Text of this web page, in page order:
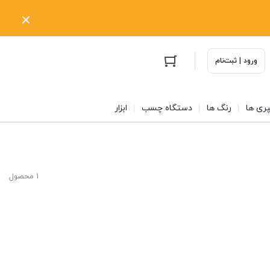
ورود | ثبت‌نام
ها رنگ ها دستگاه چسب ابزار
1 محصول